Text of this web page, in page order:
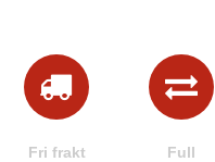
Fri frakt
Full